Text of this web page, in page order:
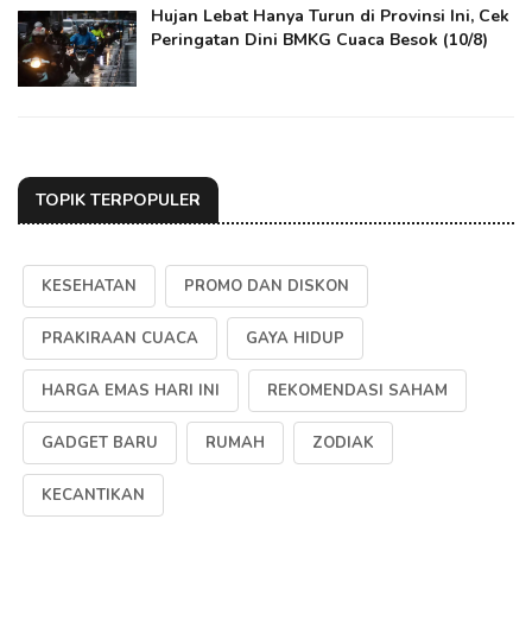
Hujan Lebat Hanya Turun di Provinsi Ini, Cek
Peringatan Dini BMKG Cuaca Besok (10/8)
TOPIK TERPOPULER
KESEHATAN PROMO DAN DISKON
PRAKIRAAN CUACA GAYA HIDUP
HARGA EMAS HARI INI REKOMENDASI SAHAM
GADGET BARU RUMAH ZODIAK
KECANTIKAN